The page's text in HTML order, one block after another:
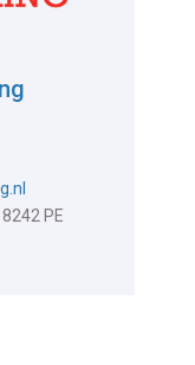
PE